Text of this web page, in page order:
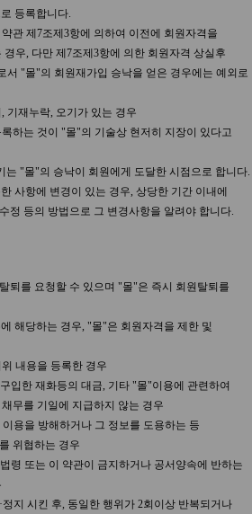
등록합니다.
관 제7조제3항에 의하여 이전에 회원자격을
경우, 다만 제7조제3항에 의한 회원자격 상실후
서 "몰"의 회원재가입 승낙을 얻은 경우에는 예외로
기재누락, 오기가 있는 경우
하는 것이 "몰"의 기술상 현저히 지장이 있다고
는 "몰"의 승낙이 회원에게 도달한 시점으로 합니다.
사항에 변경이 있는 경우, 상당한 기간 이내에
정 등의 방법으로 그 변경사항을 알려야 합니다.
퇴를 요청할 수 있으며 "몰"은 즉시 회원탈퇴를
해당하는 경우, "몰"은 회원자격을 제한 및
내용을 등록한 경우
입한 재화등의 대금, 기타 "몰"이용에 관련하여
무를 기일에 지급하지 않는 경우
용을 방해하거나 그 정보를 도용하는 등
위협하는 경우
령 또는 이 약관이 금지하거나 공서양속에 반하는
지 시킨 후, 동일한 행위가 2회이상 반복되거나